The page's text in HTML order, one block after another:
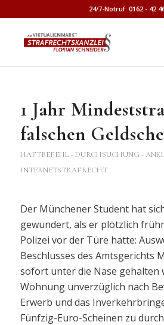
24/7-Notruf: 0162 - 42
1 Jahr
falschen
HAFTBEFEHL - DURCHSUCHUNG -
INTERNETSTRAFRECHT
Der Münchener Student hat
gewundert, als er plötzlich
Polizei vor der Türe hatte:
Beschlusses des Amtsgerichts
sofort unter die Nase gehalten
Wohnung unverzüglich nach
Erwerb und das
Fünfzig-Euro-Scheinen zu